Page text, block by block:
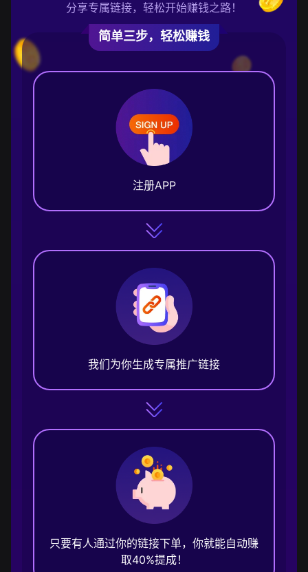
分享专属链接，轻松开始赚钱之路！
简单三步，轻松赚钱
注册APP
我们为你生成专属推广链接
只要有人通过你的链接下单，你就能自动赚
取40%提成！